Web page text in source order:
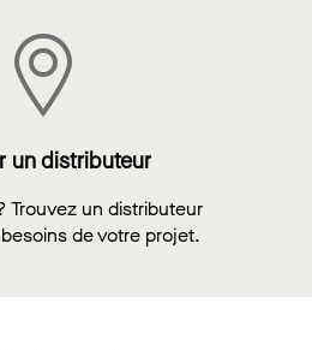
un distributeur
Trouvez un distributeur
de votre projet.